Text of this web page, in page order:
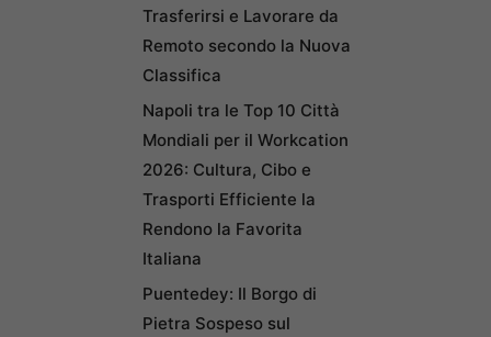
Trasferirsi e Lavorare da
Remoto secondo la Nuova
Classifica
Napoli tra le Top 10 Città
Mondiali per il Workcation
2026: Cultura, Cibo e
Trasporti Efficiente la
Rendono la Favorita
Italiana
Puentedey: Il Borgo di
Pietra Sospeso sul